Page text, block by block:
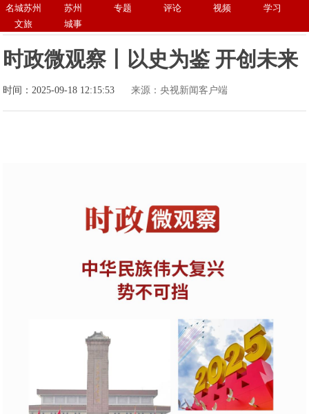
名城苏州 苏州 专题 评论 视频
学习
文旅
城事
时政微观察丨以史为鉴 开创未来
时间：2025-09-18 12:15:53 来源：央视新闻客户端